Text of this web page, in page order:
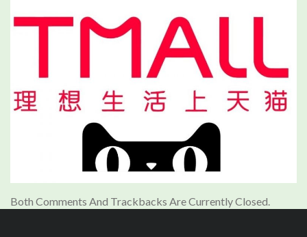
Both Comments And Trackbacks Are Currently Closed.